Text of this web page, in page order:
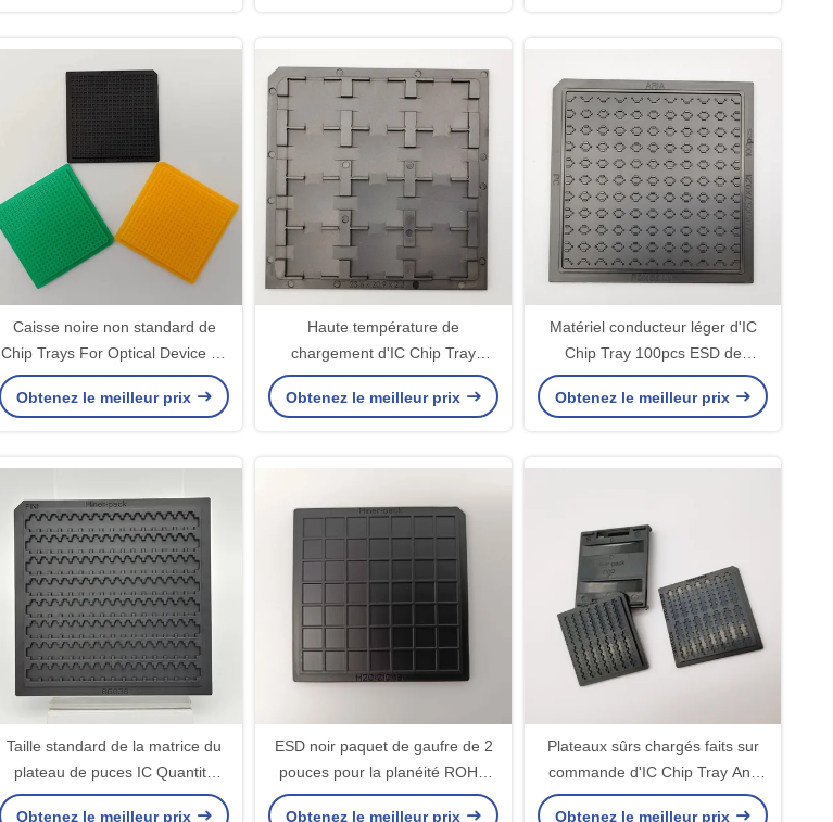
Caisse noire non standard de
Chip Trays For Optical Device de
paquet de gaufre d'ABS
Obtenez le meilleur prix
Haute température de
chargement d'IC Chip Tray
23.6x20.9mm d'emballage
résistante
Obtenez le meilleur prix
Matériel conducteur léger d'IC
Chip Tray 100pcs ESD de
sachet-filtre
Obtenez le meilleur prix
Taille standard de la matrice du
plateau de puces IC Quantité
128 PCS Adapté au transport de
Obtenez le meilleur prix
ESD noir paquet de gaufre de 2
pouces pour la planéité ROHS
des parties 0.2mm d'IC
Obtenez le meilleur prix
Plateaux sûrs chargés faits sur
commande d'IC Chip Tray Anti
Static ESD de paquet de gaufre
Obtenez le meilleur prix